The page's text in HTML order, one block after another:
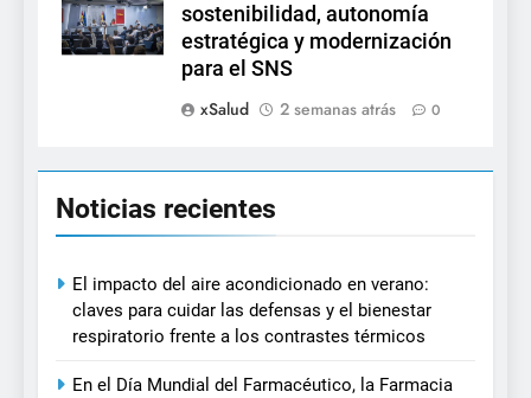
sostenibilidad, autonomía
estratégica y modernización
para el SNS
xSalud
2 semanas atrás 0
Noticias recientes
El impacto del aire acondicionado en verano:
claves para cuidar las defensas y el bienestar
respiratorio frente a los contrastes térmicos
En el Día Mundial del Farmacéutico, la Farmacia